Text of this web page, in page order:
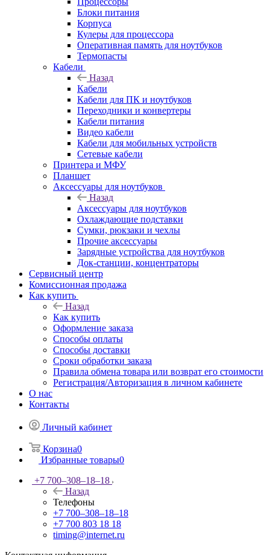
Блоки питания
Корпуса
Кулеры для процессора
Оперативная память для ноутбуков
Термопасты
Кабели
Назад
Кабели
Кабели для ПК и ноутбуков
Переходники и конвертеры
Кабели питания
Видео кабели
Кабели для мобильных устройств
Сетевые кабели
Принтера и МФУ
Планшет
Аксессуары для ноутбуков
Назад
Аксессуары для ноутбуков
Охлаждающие подставки
Сумки, рюкзаки и чехлы
Прочие аксессуары
Зарядные устройства для ноутбуков
Док-станции, концентраторы
Сервисный центр
Комиссионная продажа
Как купить
Назад
Как купить
Оформление заказа
Способы оплаты
Способы доставки
Сроки обработки заказа
Правила обмена товара или возврат его стоимости
Регистрация/Авторизация в личном кабинете
О нас
Контакты
Личный кабинет
Корзина0
Избранные товары0
+7 700‒308‒18‒18
Назад
Телефоны
+7 700‒308‒18‒18
+7 700 803 18 18
timing@internet.ru